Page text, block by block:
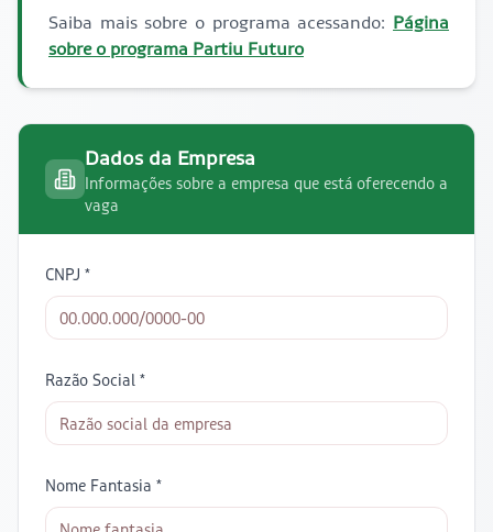
Saiba mais sobre o programa acessando: Página
sobre o programa Partiu Futuro
Dados da Empresa
Informações sobre a empresa que está oferecendo a
vaga
CNPJ *
Razão Social *
Nome Fantasia *